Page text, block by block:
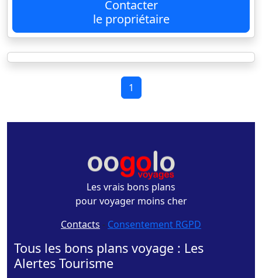
Contacter
le propriétaire
1
Les vrais bons plans
pour voyager moins cher
Contacts - Consentement RGPD
Tous les bons plans voyage : Les
Alertes Tourisme